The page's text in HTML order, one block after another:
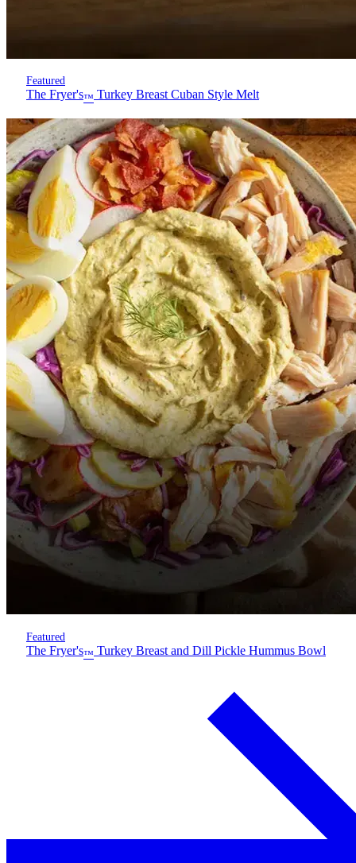
Featured
The Fryer's™ Turkey Breast Cuban Style Melt
Featured
The Fryer's™ Turkey Breast and Dill Pickle Hummus Bowl